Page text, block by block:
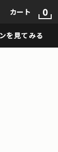
カート 0
を見てみる